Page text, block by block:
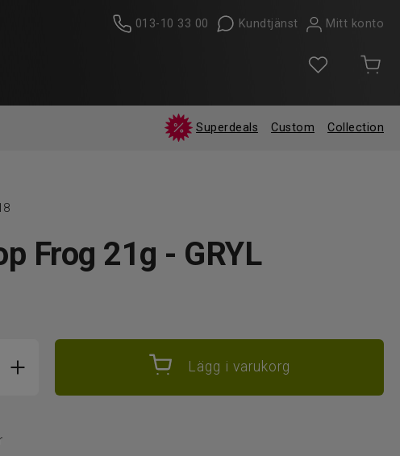
013-10 33 00 Kundtjänst Mitt konto
Superdeals Custom Collection
Frog 21g - GRYL
Lägg i varukorg